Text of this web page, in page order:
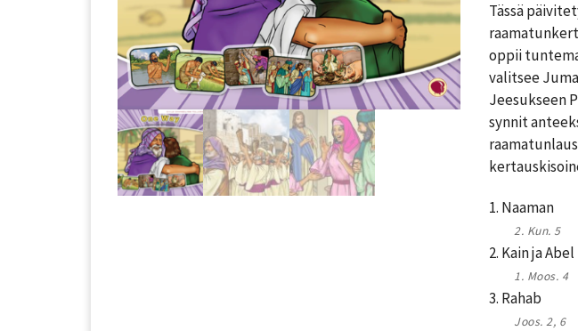
Tässä
oppii
valitsee
Jeesukseen
synnit
1. Naaman
2. Kun. 5
2. Kain ja Abel
1. Moos. 4
3. Rahab
Joos. 2, 6